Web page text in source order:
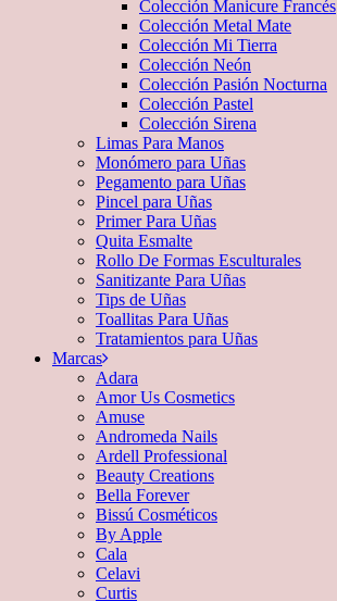
Colección Manicure Francés
Colección Metal Mate
Colección Mi Tierra
Colección Neón
Colección Pasión Nocturna
Colección Pastel
Colección Sirena
Limas Para Manos
Monómero para Uñas
Pegamento para Uñas
Pincel para Uñas
Primer Para Uñas
Quita Esmalte
Rollo De Formas Esculturales
Sanitizante Para Uñas
Tips de Uñas
Toallitas Para Uñas
Tratamientos para Uñas
Marcas
Adara
Amor Us Cosmetics
Amuse
Andromeda Nails
Ardell Professional
Beauty Creations
Bella Forever
Bissú Cosméticos
By Apple
Cala
Celavi
Curtis